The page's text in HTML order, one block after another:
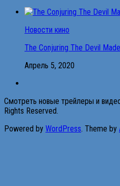
Новости кино
The Conjuring The Devil
Апрель 5, 2020
Смотреть новые трейлеры и
Rights Reserved.
Powered by WordPress. Theme by